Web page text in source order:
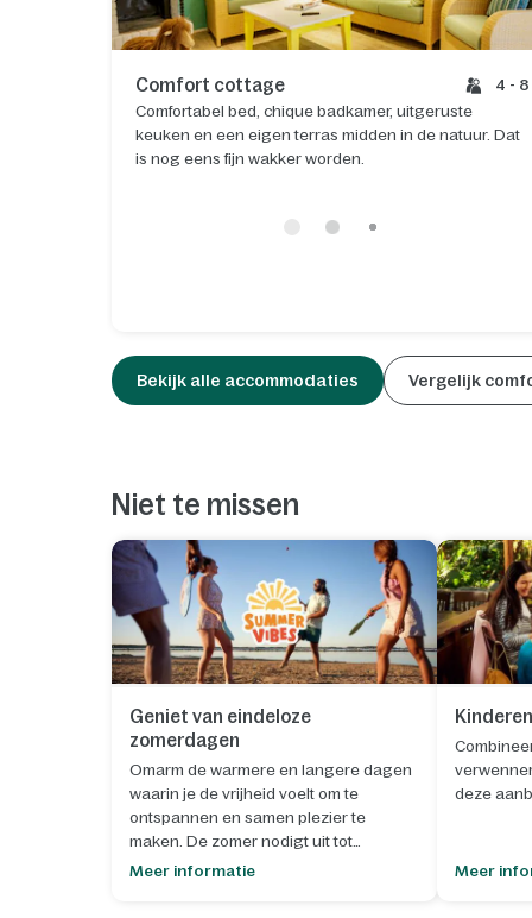
Comfort cottage
4 - 8
Comfortabel bed, chique badkamer, uitgeruste
keuken en een eigen terras midden in de natuur. Dat
is nog eens fijn wakker worden.
Bekijk alle accommodaties Vergelijk
Niet te missen
Geniet van eindeloze
zomerdagen
Omarm de warmere en langere dagen
waarin je de vrijheid voelt om te
ontspannen en samen plezier te
maken. De zomer nodigt uit tot
buitenleven, spontane momenten en
Meer informatie
deze
Meer